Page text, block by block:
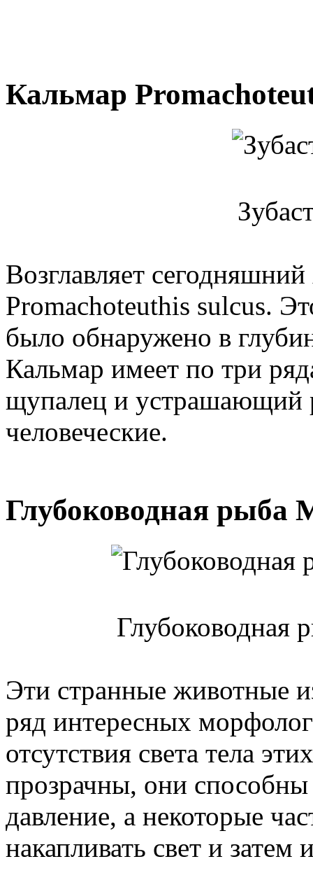
Кальмар
Возглавляет
Promachoteuthis sulcus.
было обнаружено в
Кальмар имеет по три
щупалец и устрашающий
человеческие.
Глубоководная рыба
Глубоководная
Эти странные животные
ряд интересных
отсутствия света тела
прозрачны, они способны
давление, а некоторые
накапливать свет и затем